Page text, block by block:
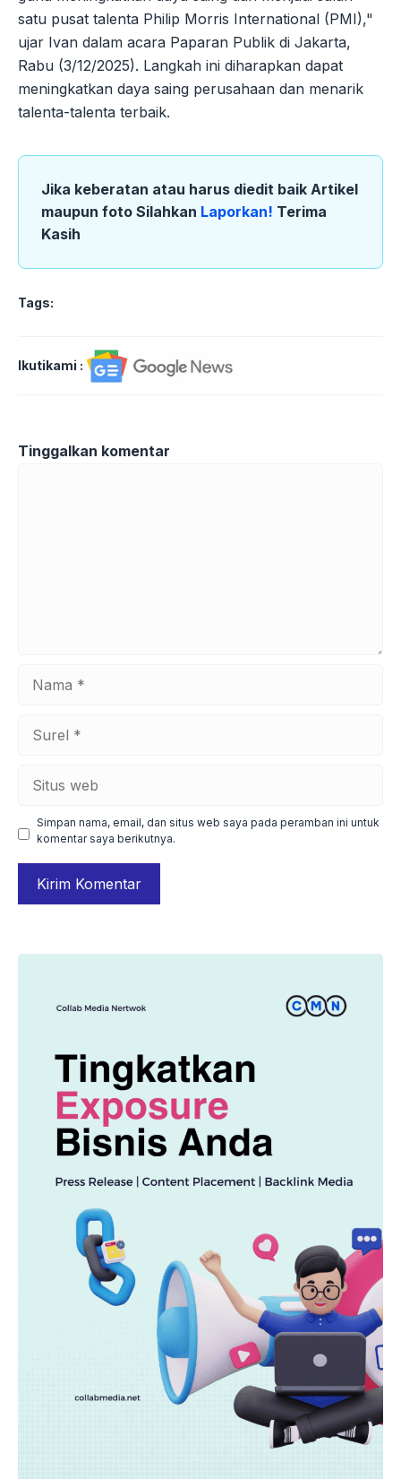
satu pusat talenta Philip Morris International (PMI),"
ujar Ivan dalam acara Paparan Publik di Jakarta,
Rabu (3/12/2025). Langkah ini diharapkan dapat
meningkatkan daya saing perusahaan dan menarik
talenta-talenta terbaik.
Jika keberatan atau harus diedit baik Artikel
maupun foto Silahkan Laporkan! Terima
Kasih
Tags:
Ikutikami :
Tinggalkan komentar
Simpan nama, email, dan situs web saya pada peramban ini untuk
komentar saya berikutnya.